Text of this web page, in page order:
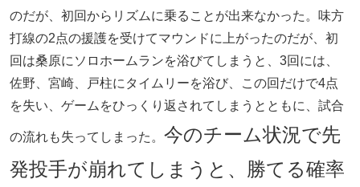
のだが、初回からリズムに乗ることが出来なかった。味方
打線の2点の援護を受けてマウンドに上がったのだが、初
回は桑原にソロホームランを浴びてしまうと、3回には、
佐野、宮崎、戸柱にタイムリーを浴び、この回だけで4点
を失い、ゲームをひっくり返されてしまうとともに、試合
の流れも失ってしまった。 今のチーム状況で先
発投手が崩れてしまうと、勝てる確率